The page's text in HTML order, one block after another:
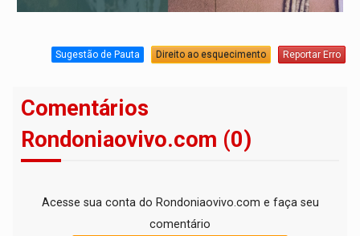
Sugestão de Pauta Direito ao esquecimento Reportar Erro
Comentários
Rondoniaovivo.com (0)
Acesse sua conta do Rondoniaovivo.com e faça seu
comentário